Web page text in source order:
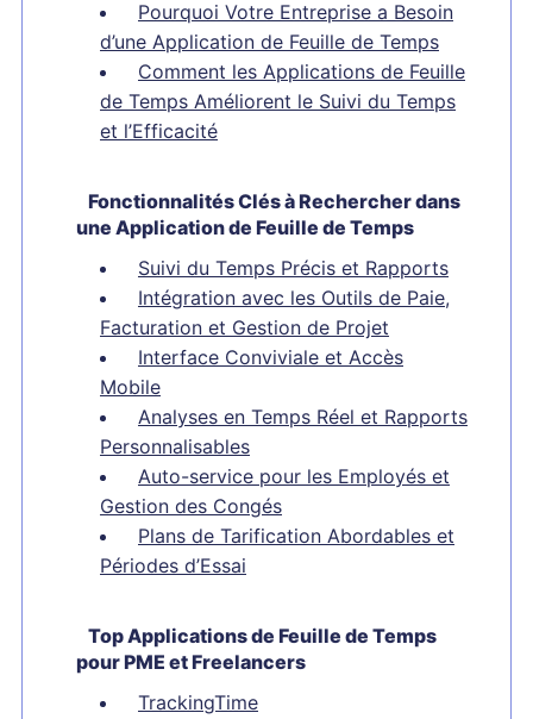
Pourquoi Votre Entreprise a Besoin
d’une Application de Feuille de Temps
Comment les Applications de Feuille
de Temps Améliorent le Suivi du Temps
et l’Efficacité
Fonctionnalités Clés à Rechercher dans
une Application de Feuille de Temps
Suivi du Temps Précis et Rapports
Intégration avec les Outils de Paie,
Facturation et Gestion de Projet
Interface Conviviale et Accès
Mobile
Analyses en Temps Réel et Rapports
Personnalisables
Auto-service pour les Employés et
Gestion des Congés
Plans de Tarification Abordables et
Périodes d’Essai
Top Applications de Feuille de Temps
pour PME et Freelancers
TrackingTime